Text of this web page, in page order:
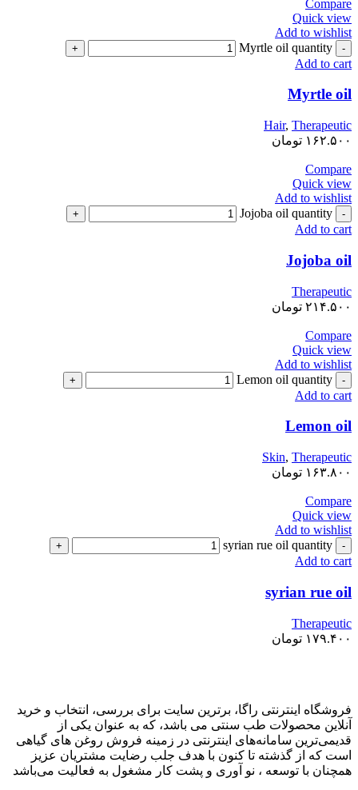
Compare
Quick view
Add to wishlist
Myrtle oil quantity
Add to cart
Myrtle oil
Hair, Therapeutic
۱۶۲.۵۰۰ تومان
Compare
Quick view
Add to wishlist
Jojoba oil quantity
Add to cart
Jojoba oil
Therapeutic
۲۱۴.۵۰۰ تومان
Compare
Quick view
Add to wishlist
Lemon oil quantity
Add to cart
Lemon oil
Skin, Therapeutic
۱۶۳.۸۰۰ تومان
Compare
Quick view
Add to wishlist
syrian rue oil quantity
Add to cart
syrian rue oil
Therapeutic
۱۷۹.۴۰۰ تومان
فروشگاه اینترنتی راگا، برترین سایت برای بررسی، انتخاب و خرید
آنلاین محصولات طب سنتی می باشد، که به عنوان یکی از
قدیمی‌ترین سامانه‌های اینترنتی در زمینه فروش روغن های گیاهی
است که از گذشته تا کنون با هدف جلب رضایت مشتریان عزیز
همچنان با توسعه ، نو آوری و پشت کار مشغول به فعالیت می‌باشد